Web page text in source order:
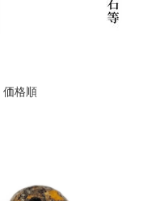
価格順